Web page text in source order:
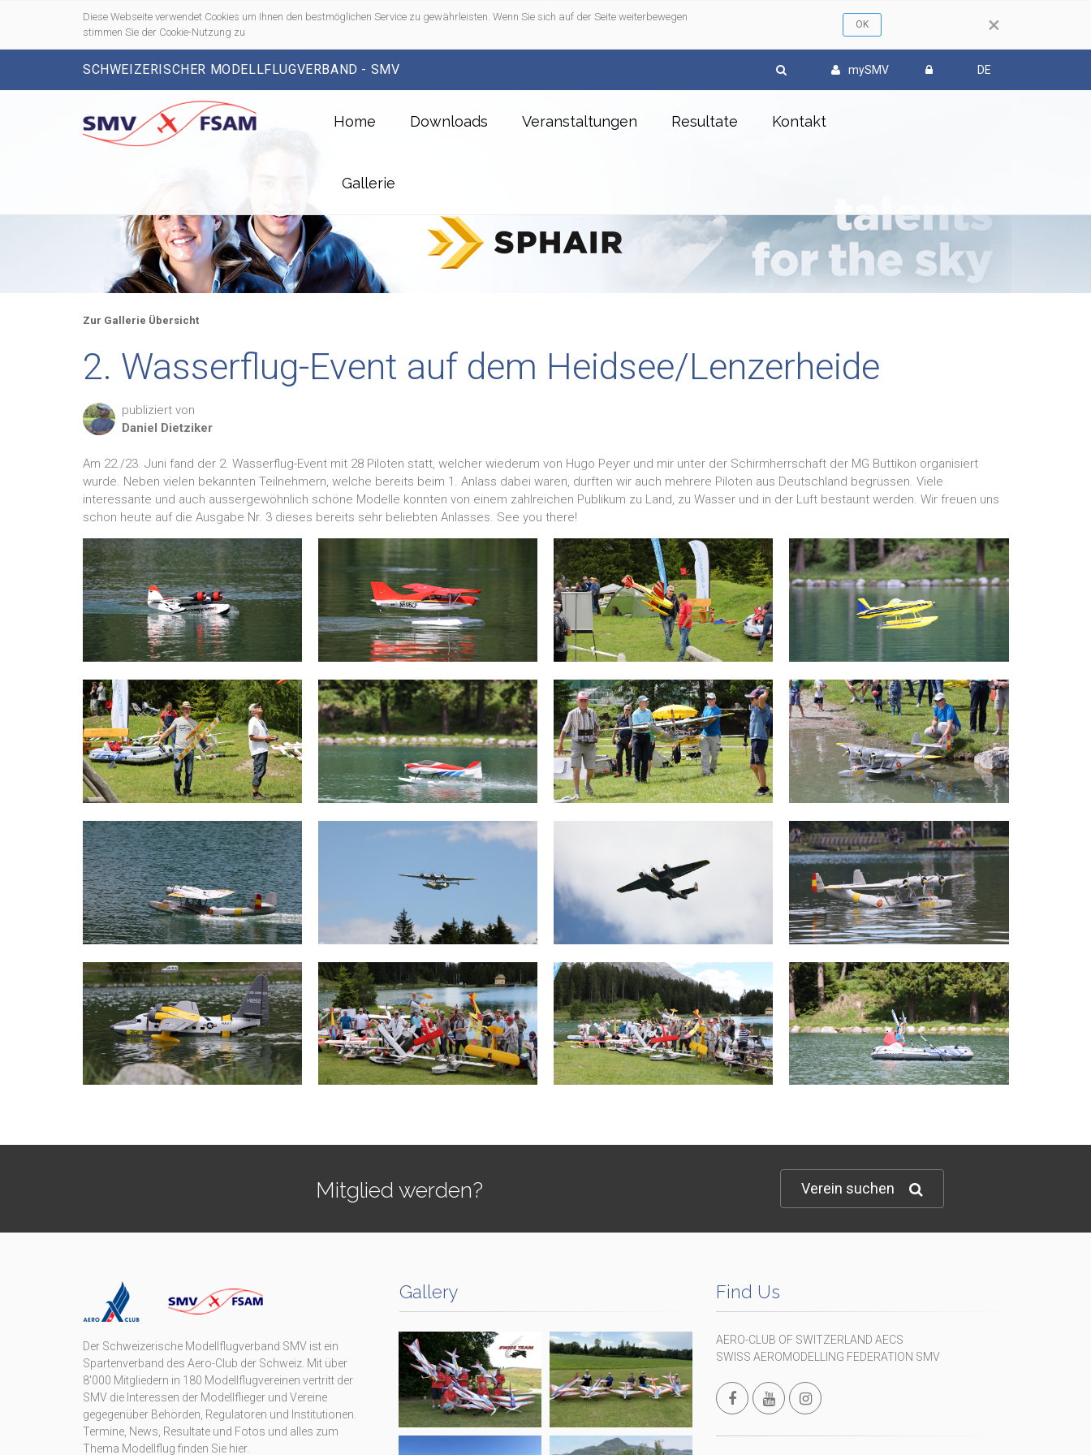
×
Diese Webseite verwendet Cookies um Ihnen den bestmöglichen Service zu gewährleisten. Wenn Sie sich auf der Seite weiterbewegen
stimmen Sie der Cookie-Nutzung zu
SCHWEIZERISCHER MODELLFLUGVERBAND - SMV mySMV DE
Home Downloads Veranstaltungen Resultate Kontakt
Gallerie
Zur Gallerie Übersicht
2. Wasserflug-Event auf dem Heidsee/Lenzerheide
publiziert von
Daniel Dietziker
Am 22./23. Juni fand der 2. Wasserflug-Event mit 28 Piloten statt, welcher wiederum von Hugo Peyer und mir unter der Schirmherrschaft der MG Buttikon organisiert
wurde. Neben vielen bekannten Teilnehmern, welche bereits beim 1. Anlass dabei waren, durften wir auch mehrere Piloten aus Deutschland begrüssen. Viele
interessante und auch aussergewöhnlich schöne Modelle konnten von einem zahlreichen Publikum zu Land, zu Wasser und in der Luft bestaunt werden. Wir freuen uns
schon heute auf die Ausgabe Nr. 3 dieses bereits sehr beliebten Anlasses. See you there!
Mitglied werden? Verein suchen
Der Schweizerische Modellflugverband SMV ist ein
Spartenverband des Aero-Club der Schweiz. Mit über
8'000 Mitgliedern in 180 Modellflugvereinen vertritt der
SMV die Interessen der Modellflieger und Vereine
gegegenüber Behörden, Regulatoren und Institutionen.
Termine, News, Resultate und Fotos und alles zum
Thema Modellflug finden Sie hier.
Gallery Find Us
AERO-CLUB OF SWITZERLAND AECS
SWISS AEROMODELLING FEDERATION SMV